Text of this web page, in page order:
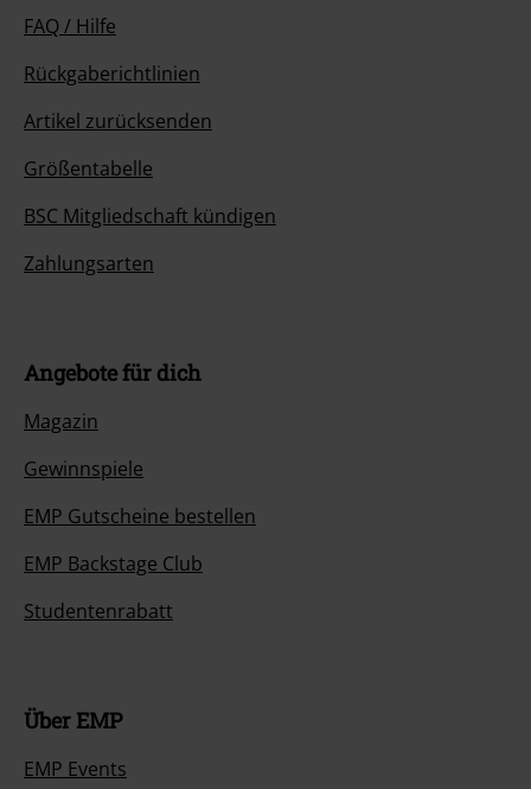
FAQ / Hilfe
Rückgaberichtlinien
Artikel zurücksenden
Größentabelle
BSC Mitgliedschaft kündigen
Zahlungsarten
Angebote für dich
Magazin
Gewinnspiele
EMP Gutscheine bestellen
EMP Backstage Club
Studentenrabatt
Über EMP
EMP Events